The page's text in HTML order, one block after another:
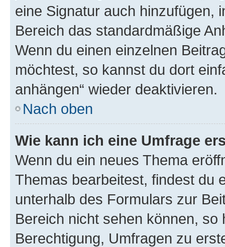
eine Signatur auch hinzufügen,
Bereich das standardmäßige
Wenn du einen einzelnen
möchtest, so kannst du dort
anhängen“ wieder deaktivieren.
Nach oben
Wie kann ich eine Umfrage
Wenn du ein neues Thema
Themas bearbeitest, findest du
unterhalb des Formulars zur
Bereich nicht sehen können,
Berechtigung, Umfragen zu